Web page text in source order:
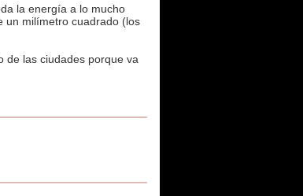
la energía a lo mucho
un milímetro cuadrado (los
de las ciudades porque va